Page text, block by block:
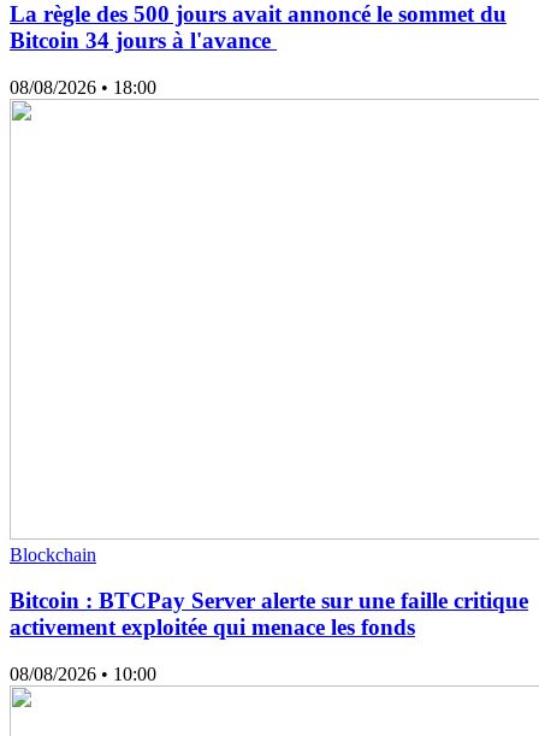
La règle des 500 jours avait annoncé le sommet du
Bitcoin 34 jours à l'avance
08/08/2026 • 18:00
Blockchain
Bitcoin : BTCPay Server alerte sur une faille critique
activement exploitée qui menace les fonds
08/08/2026 • 10:00